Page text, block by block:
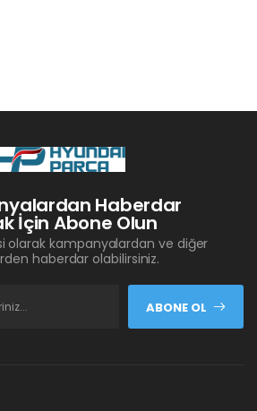
Haberdar
İçin Abone Olun
olarak kampanyalardan ve diğer
haberdar olabilirsiniz.
ABONE OL